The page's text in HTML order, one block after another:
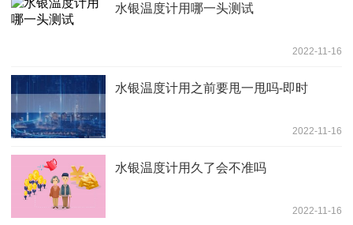
水银温度计用哪一头测试
2022-11-16
水银温度计用之前要甩一甩吗-即时
2022-11-16
水银温度计用久了会不准吗
2022-11-16